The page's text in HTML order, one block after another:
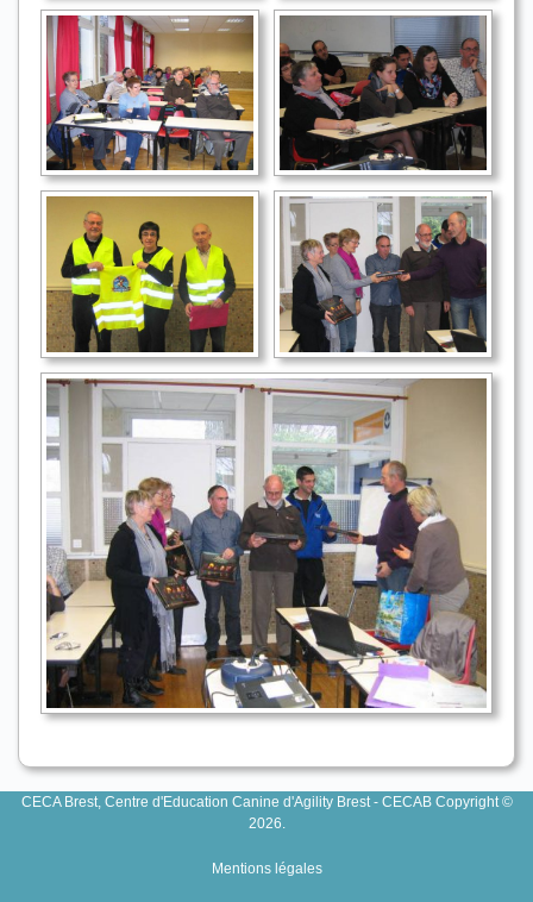
CECA Brest, Centre d'Education Canine d'Agility Brest - CECAB Copyright ©
2026.
Mentions légales